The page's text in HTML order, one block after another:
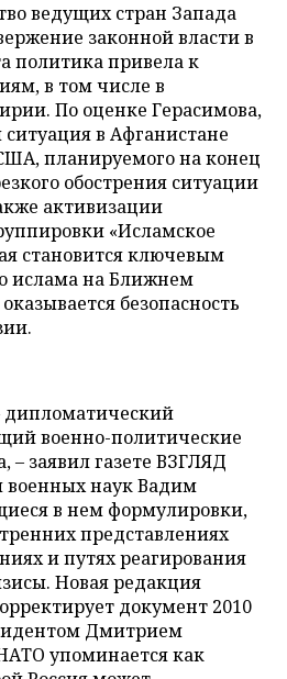
ведущих стран Запада
законной власти в
политика привела к
в том числе в
По оценке Герасимова,
ситуация в Афганистане
планируемого на конец
обострения ситуации
активизации
«Исламское
становится ключевым
ислама на Ближнем
безопасность
дипломатический
военно-политические
– заявил газете ВЗГЛЯД
военных наук Вадим
в нем формулировки,
представлениях
и путях реагирования
Новая редакция
документ 2010
Дмитрием
упоминается как